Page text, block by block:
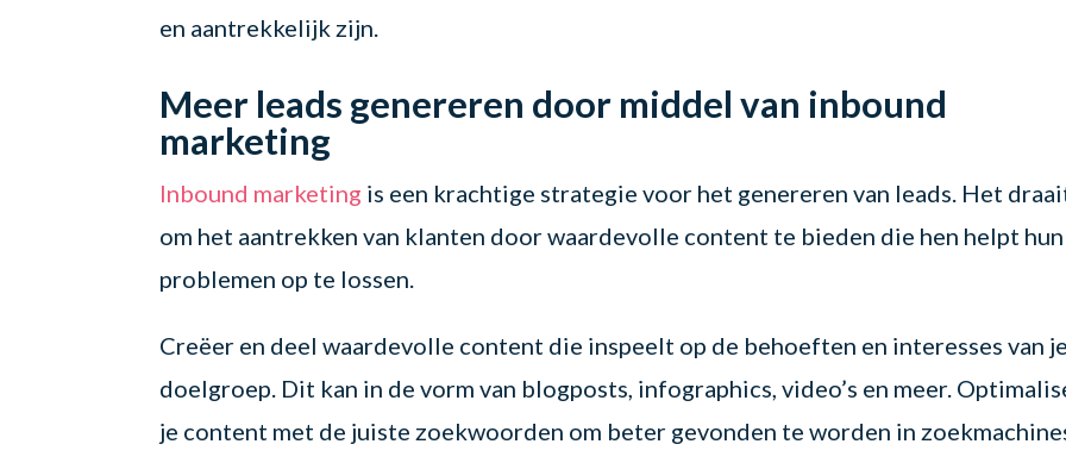
en aantrekkelijk zijn.
Meer leads genereren door middel van inbound
marketing
Inbound marketing is een krachtige strategie voor het genereren van leads. Het
om het aantrekken van klanten door waardevolle content te bieden die hen helpt hun
problemen op te lossen.
Creëer en deel waardevolle content die inspeelt op de behoeften en interesses van je
doelgroep. Dit kan in de vorm van blogposts, infographics, video’s en meer.
je content met de juiste zoekwoorden om beter gevonden te worden in